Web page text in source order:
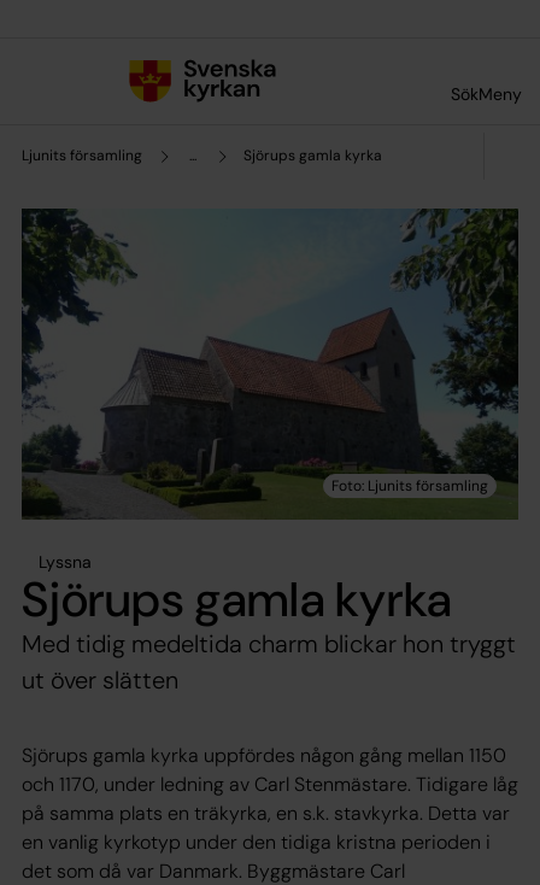
SökMeny
Ljunits församling ... Sjörups gamla kyrka
Lyssna
Sjörups gamla kyrka
Med tidig medeltida charm blickar hon tryggt
ut över slätten
Sjörups gamla kyrka uppfördes någon gång mellan 1150
och 1170, under ledning av Carl Stenmästare. Tidigare låg
på samma plats en träkyrka, en s.k. stavkyrka. Detta var
en vanlig kyrkotyp under den tidiga kristna perioden i
det som då var Danmark. Byggmästare Carl